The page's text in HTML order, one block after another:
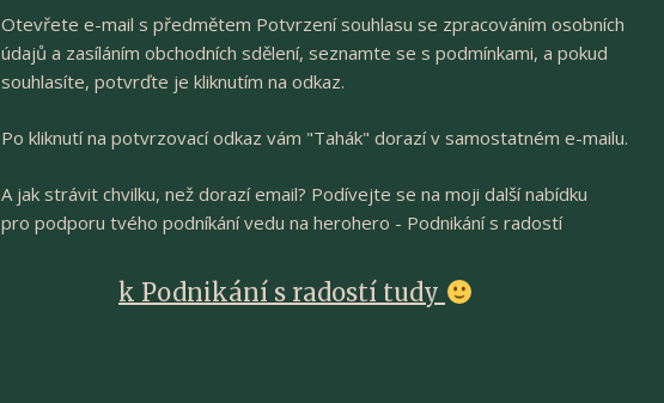
Otevřete e-mail s předmětem Potvrzení souhlasu se zpracováním osobních
údajů a zasíláním obchodních sdělení, seznamte se s podmínkami, a pokud
souhlasíte, potvrďte je kliknutím na odkaz.
Po kliknutí na potvrzovací odkaz vám "Tahák" dorazí v samostatném e-mailu.
A jak strávit chvilku, než dorazí email? Podívejte se na moji další nabídku
pro podporu tvého podníkání vedu na herohero - Podnikání s radostí
k Podnikání s radostí tudy